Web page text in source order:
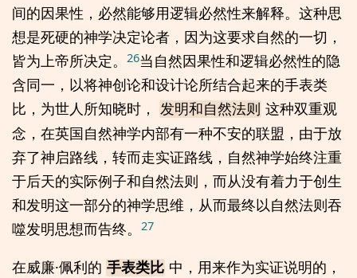
间的因果性，必然能够用逻辑必然性来解释。这种思
想是死硬的神学决定论者，因为这要求自然的一切，
皆为上帝所决定。
26当自然因果性和逻辑必然性的隐
含同一，以将神创论和设计论所结合起来的手表类
比，为世人所知晓时，
发明和自然法则 这种双重观
念，在英国自然神学内部有一种不安的联盟，由于放
弃了神启路线，转而走实证路线，自然神学始终注重
于后天的实际例子和自然法则，而从没有着力于创生
和发明这一部分的神学思维，从而最终以自然法则吞
噬发明思想而告终。
27
在威廉·佩利的 手表类比 中，用来作为实证说明的，